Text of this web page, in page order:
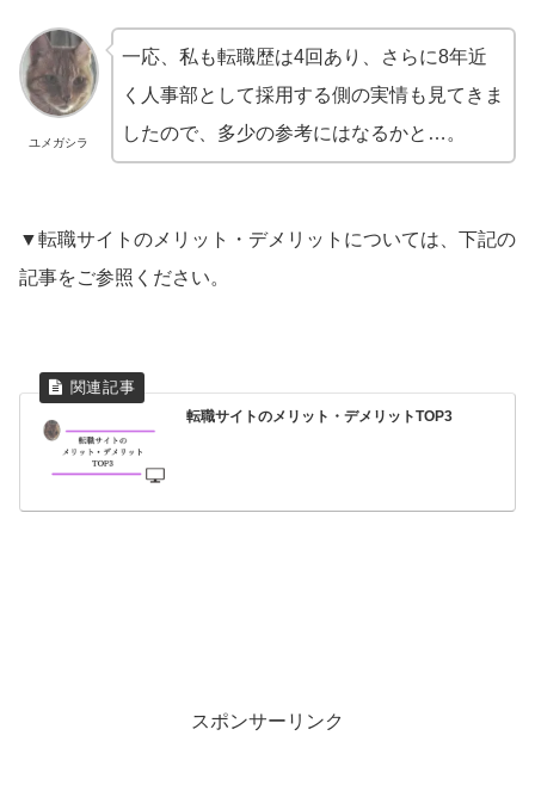
ユメガシラ
一応、私も転職歴は4回あり、さらに8年近
く人事部として採用する側の実情も見てきま
したので、多少の参考にはなるかと…。
▼転職サイトのメリット・デメリットについては、下記の
記事をご参照ください。
転職サイトのメリット・デメリットTOP3
スポンサーリンク